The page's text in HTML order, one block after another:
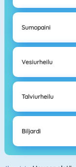
Sumopaini
Vesiurheilu
Talviurheilu
Biljardi